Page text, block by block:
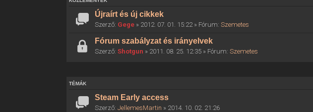
Újraírt és új cikkek
Szerző: Gege » 2012. 07. 01. 15:22 » Fórum:Szemetes
Fórum szabályzat és irányelvek
Szerző:Shotgun » 2011. 08. 25. 12:35 » Fórum:Szemetes
TÉMÁK
Steam Early access
Szerző:JellemesMartin » 2014. 10. 02. 21:26